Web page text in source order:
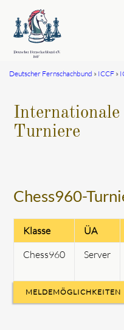
Deutscher Fernschachbund ICCF
Internationale
Turniere
Chess960-
Klasse ÜA
Chess960
Server
MELDEMÖGLICHKEITEN